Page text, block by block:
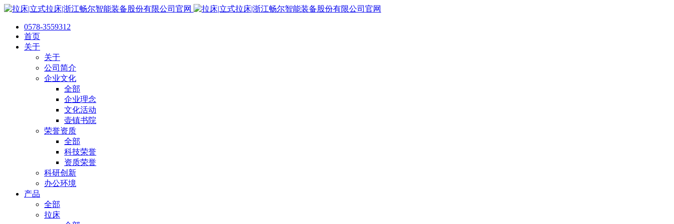
0578-3559312
首页
关于
关于
公司简介
企业文化
全部
企业理念
文化活动
壶镇书院
荣誉资质
全部
科技荣誉
资质荣誉
科研创新
办公环境
产品
全部
拉床